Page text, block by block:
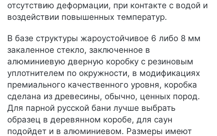
отсутствию деформации, при контакте с водой и
воздействии повышенных температур.
В базе структуры жароустойчивое 6 либо 8 мм
закаленное стекло, заключенное в
алюминиевую дверную коробку с резиновым
уплотнителем по окружности, в модификациях
премиального качественного уровня, коробка
сделана из древесины, обычно, ценных пород.
Для парной русской бани лучше выбрать
образец в деревянном коробе, для саун
подойдет и в алюминиевом. Размеры имеют